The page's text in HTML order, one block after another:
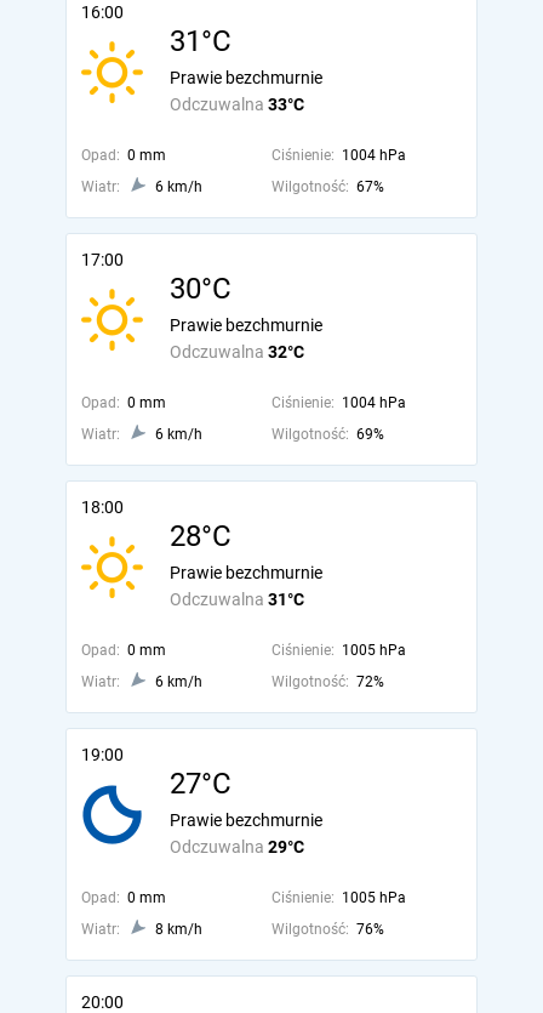
16:00
31°C
Odczuwalna 33°C
Prawie bezchmurnie
Opad: 0 mm Ciśnienie: 1004 hPa
Wiatr:
6 km/h Wilgotność: 67%
17:00
30°C
Odczuwalna 32°C
Prawie bezchmurnie
Opad: 0 mm Ciśnienie: 1004 hPa
Wiatr:
6 km/h Wilgotność: 69%
18:00
28°C
Odczuwalna 31°C
Prawie bezchmurnie
Opad: 0 mm Ciśnienie: 1005 hPa
Wiatr:
6 km/h Wilgotność: 72%
19:00
27°C
Odczuwalna 29°C
Prawie bezchmurnie
Opad: 0 mm Ciśnienie: 1005 hPa
Wiatr:
8 km/h Wilgotność: 76%
20:00